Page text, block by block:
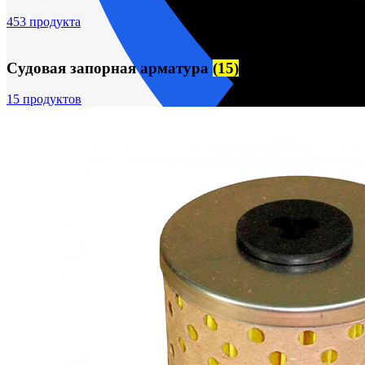
пн-пт 09:00–17:00 (UTC+6)
453 продукта
Судовая запорная арматура (15)
15 продуктов